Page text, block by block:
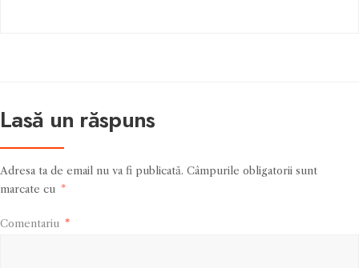
Lasă un răspuns
Adresa ta de email nu va fi publicată. Câmpurile obligatorii sunt
marcate cu *
Comentariu *